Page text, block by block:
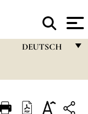
DEUTSCH
ITALIANO